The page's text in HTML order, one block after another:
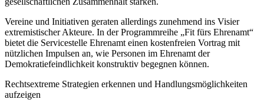
Vereine und Initiativen geraten allerdings zunehmend ins Visier
extremistischer Akteure. In der Programmreihe „Fit fürs Ehrenamt“
bietet die Servicestelle Ehrenamt einen kostenfreien Vortrag mit
nützlichen Impulsen an, wie Personen im Ehrenamt der
Demokratiefeindlichkeit konstruktiv begegnen können.
Rechtsextreme Strategien erkennen und Handlungsmöglichkeiten
aufzeigen